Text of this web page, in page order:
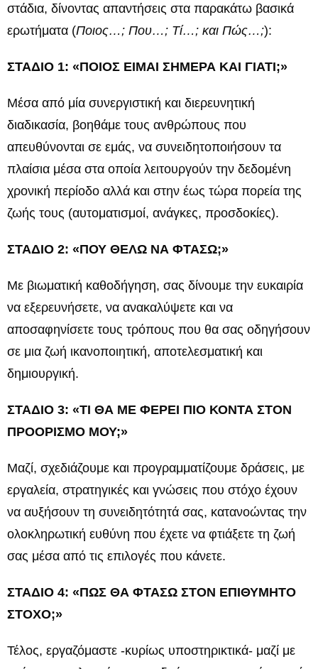
στάδια, δίνοντας απαντήσεις στα παρακάτω βασικά
ερωτήματα (Ποιος…; Που…; Τί…; και Πώς…;):
ΣΤΑΔΙΟ 1: «ΠΟΙΟΣ ΕΙΜΑΙ ΣΗΜΕΡΑ ΚΑΙ ΓΙΑΤΙ;»
Μέσα από μία συνεργιστική και διερευνητική
διαδικασία, βοηθάμε τους ανθρώπους που
απευθύνονται σε εμάς, να συνειδητοποιήσουν τα
πλαίσια μέσα στα οποία λειτουργούν την δεδομένη
χρονική περίοδο αλλά και στην έως τώρα πορεία της
ζωής τους (αυτοματισμοί, ανάγκες, προσδοκίες).
ΣΤΑΔΙΟ 2: «ΠΟΥ ΘΕΛΩ ΝΑ ΦΤΑΣΩ;»
Με βιωματική καθοδήγηση, σας δίνουμε την ευκαιρία
να εξερευνήσετε, να ανακαλύψετε και να
αποσαφηνίσετε τους τρόπους που θα σας οδηγήσουν
σε μια ζωή ικανοποιητική, αποτελεσματική και
δημιουργική.
ΣΤΑΔΙΟ 3: «ΤΙ ΘΑ ΜΕ ΦΕΡΕΙ ΠΙΟ ΚΟΝΤΑ ΣΤΟΝ
ΠΡΟΟΡΙΣΜΟ ΜΟΥ;»
Μαζί, σχεδιάζουμε και προγραμματίζουμε δράσεις, με
εργαλεία, στρατηγικές και γνώσεις που στόχο έχουν
να αυξήσουν τη συνειδητότητά σας, κατανοώντας την
ολοκληρωτική ευθύνη που έχετε να φτιάξετε τη ζωή
σας μέσα από τις επιλογές που κάνετε.
ΣΤΑΔΙΟ 4: «ΠΩΣ ΘΑ ΦΤΑΣΩ ΣΤΟΝ ΕΠΙΘΥΜΗΤΟ
ΣΤΟΧΟ;»
Τέλος, εργαζόμαστε -κυρίως υποστηρικτικά- μαζί με